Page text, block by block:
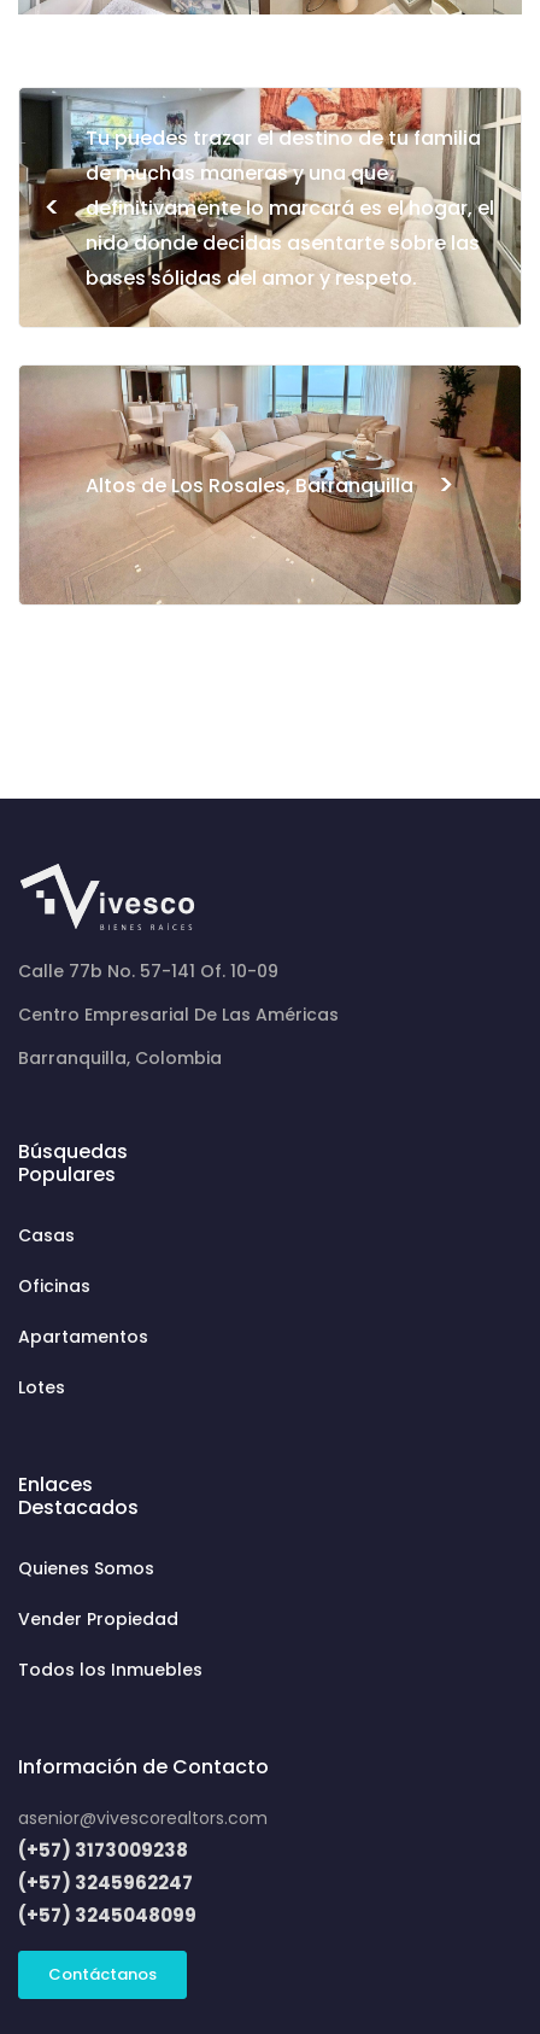
<
Tu puedes trazar el destino de tu familia
de muchas maneras y una que
definitivamente lo marcará es el hogar, el
nido donde decidas asentarte sobre las
bases sólidas del amor y respeto.
Altos de Los Rosales, Barranquilla >
Calle 77b No. 57-141 Of. 10-09
Centro Empresarial De Las Américas
Barranquilla, Colombia
Búsquedas
Populares
Casas
Oficinas
Apartamentos
Lotes
Enlaces
Destacados
Quienes Somos
Vender Propiedad
Todos los Inmuebles
Información de Contacto
asenior@vivescorealtors.com
(+57) 3173009238
(+57) 3245962247
(+57) 3245048099
Contáctanos